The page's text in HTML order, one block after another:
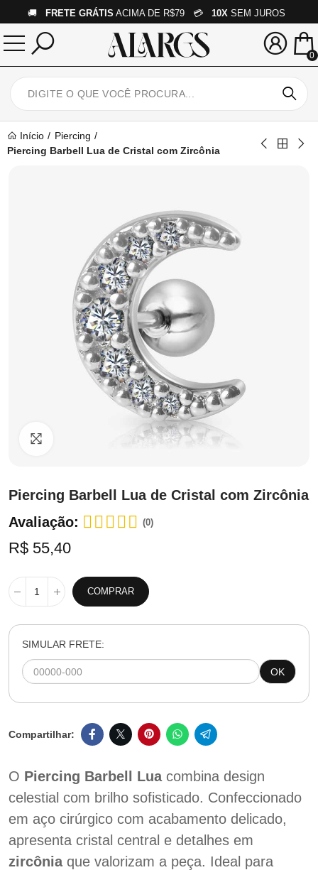
🚚 FRETE GRÁTIS ACIMA DE R$79 💳 10X SEM JUROS
0
Início
Piercing
Piercing Barbell Lua de Cristal com Zircônia
Clique para ampliar
Piercing Barbell Lua de Cristal com Zircônia
Avaliação:
(0)
R$ 55,40
COMPRAR
SIMULAR FRETE:
OK
O Piercing Barbell Luacombina design
celestial com brilho sofisticado. Confeccionado
em aço cirúrgico com acabamento delicado,
apresenta cristal central e detalhes em
zircôniaque valorizam a peça. Ideal para